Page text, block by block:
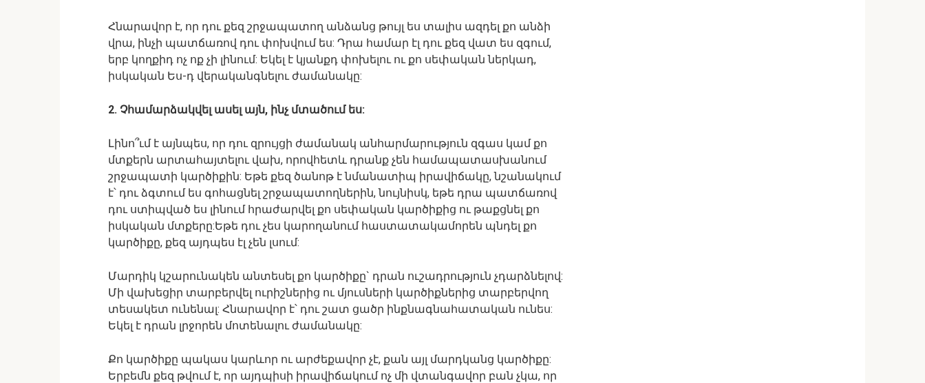
Հնարավոր է, որ դու քեզ շրջապատող անձանց թույլ ես տալիս ազդել քո անձի
վրա, ինչի պատճառով դու փոխվում ես: Դրա համար էլ դու քեզ վատ ես զգում,
երբ կողքիդ ոչ ոք չի լինում: Եկել է կյանքդ փոխելու ու քո սեփական ներկադ,
իսկական Ես-դ վերականգնելու ժամանակը:
2. Չհամարձակվել ասել այն, ինչ մտածում ես:
Լինո՞ւմ է այնպես, որ դու զրույցի ժամանակ անհարմարություն զգաս կամ քո
մտքերն արտահայտելու վախ, որովհետև դրանք չեն համապատասխանում
շրջապատի կարծիքին: Եթե քեզ ծանոթ է նմանատիպ իրավիճակը, նշանակում
է՝ դու ձգտում ես գոհացնել շրջապատողներին, նույնիսկ, եթե դրա պատճառով
դու ստիպված ես լինում հրաժարվել քո սեփական կարծիքից ու թաքցնել քո
իսկական մտքերը:Եթե դու չես կարողանում հաստատակամորեն պնդել քո
կարծիքը, քեզ այդպես էլ չեն լսում:
Մարդիկ կշարունակեն անտեսել քո կարծիքը` դրան ուշադրություն չդարձնելով:
Մի վախեցիր տարբերվել ուրիշներից ու մյուսների կարծիքներից տարբերվող
տեսակետ ունենալ: Հնարավոր է՝ դու շատ ցածր ինքնագնահատական ունես:
Եկել է դրան լրջորեն մոտենալու ժամանակը:
Քո կարծիքը պակաս կարևոր ու արժեքավոր չէ, քան այլ մարդկանց կարծիքը:
Երբեմն քեզ թվում է, որ այդպիսի իրավիճակում ոչ մի վտանգավոր բան չկա, որ